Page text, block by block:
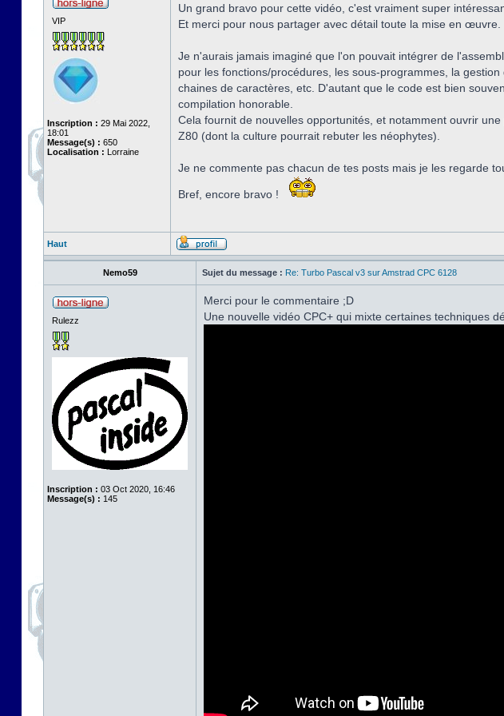
VIP
Inscription : 29 Mai 2022,
18:01
Message(s) : 650
Localisation : Lorraine
Un grand bravo pour cette vidéo, c'est vraiment super
Et merci pour nous partager avec détail toute la mise en œuvre.
Je n'aurais jamais imaginé que l'on pouvait intégrer de
pour les fonctions/procédures, les sous-programmes, la
chaines de caractères, etc. D'autant que le code est bien
compilation honorable.
Cela fournit de nouvelles opportunités, et notamment ouvrir
Z80 (dont la culture pourrait rebuter les néophytes).
Je ne commente pas chacun de tes posts mais je les regarde
Bref, encore bravo !
Haut
Nemo59 Sujet du message : Re: Turbo Pascal v3 sur Amstrad CPC 6128
Rulezz
Inscription : 03 Oct 2020, 16:46
Message(s) : 145
Merci pour le commentaire ;D
Une nouvelle vidéo CPC+ qui mixte certaines techniques